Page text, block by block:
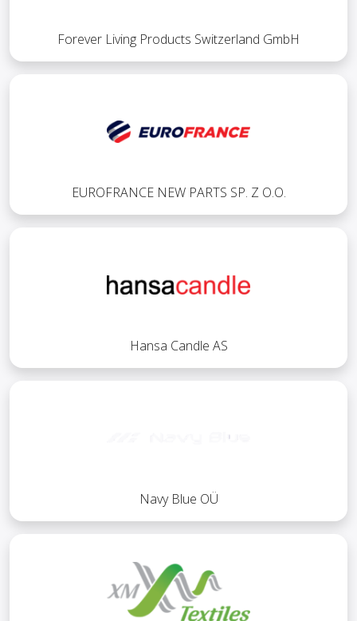
Forever Living Products Switzerland GmbH
EUROFRANCE NEW PARTS SP. Z O.O.
Hansa Candle AS
Navy Blue OÜ